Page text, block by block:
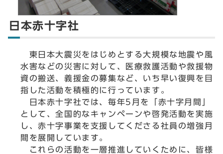
日本赤十字社
東日本大震災をはじめとする大規模な地震や風
水害などの災害に対して、医療救護活動や救援物
資の搬送、義援金の募集など、いち早い復興を目
指した活動を積極的に行っています。
日本赤十字社では、毎年5月を「赤十字月間」
として、全国的なキャンペーンや啓発活動を実施
し、赤十字事業を支援してくださる社員の増強月
間を展開しています。
これらの活動を一層推進していくために、皆様